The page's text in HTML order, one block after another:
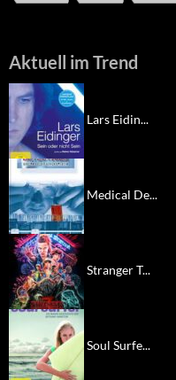
Aktuell im Trend
Lars Eidin...
Medical De...
Stranger T...
Soul Surfe...